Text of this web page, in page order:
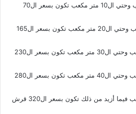
بداية من ال0 متر مكعب وحتي ال10 متر مكعب تكون بسعر ال70
بداية من ال11 متر مكعب وحتي ال20 متر مكعب تكون بسعر ال165
بداية من ال21 متر مكعب وحتي ال30 متر مكعب تكون بسعر ال230
بداية من ال31 متر مكعب وحتي ال40 متر مكعب تكون بسعر ال280
بداية من ال41 متر مكعب فيما أزيد من ذلك تكون بسعر ال320 قرش